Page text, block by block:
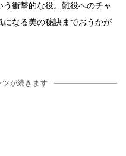
う衝撃的な役。難役へのチャ
になる美の秘訣までおうかが
が続きます